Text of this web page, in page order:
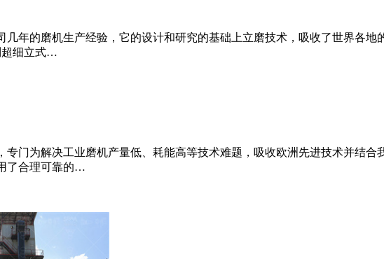
几年的磨机生产经验，它的设计和研究的基础上立磨技术，吸收了世界各
超细立式…
专门为解决工业磨机产量低、耗能高等技术难题，吸收欧洲先进技术并结
了合理可靠的…